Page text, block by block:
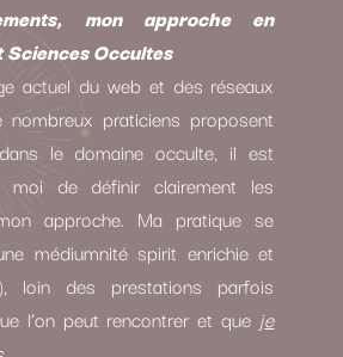
mon approche en
Occultes
actuel du web et des réseaux
praticiens proposent
le domaine occulte, il est
moi de définir clairement les
approche. Ma pratique se
médiumnité spirit enrichie et
loin des prestations parfois
l’on peut rencontrer et que je